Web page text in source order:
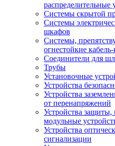
распределительные
Системы скрытой
Системы
шкафов
Системы,
огнестойкие
Соединители для
Трубы
Установочные
Устройства
Устройства
от перенапряжений
Устройства защиты,
модульные
Устройства
сигнализации